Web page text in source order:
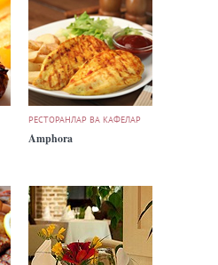
РЕСТОРАНЛАР ВА КАФЕЛАР
Amphora